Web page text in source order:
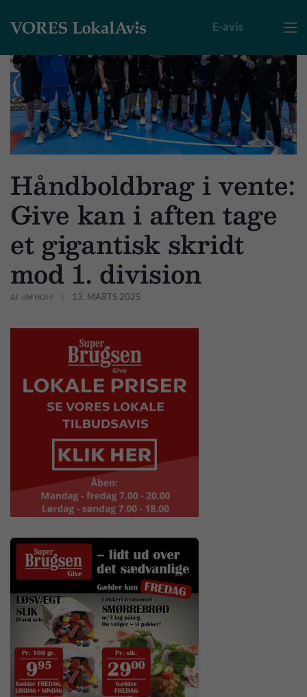

E-avis
Håndboldbrag i vente:
Give kan i aften tage
et gigantisk skridt
mod 1. division
AF JIM HOFF 13. MARTS 2025